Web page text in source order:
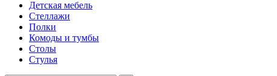
Детская мебель
Стеллажи
Полки
Комоды и тумбы
Столы
Стулья